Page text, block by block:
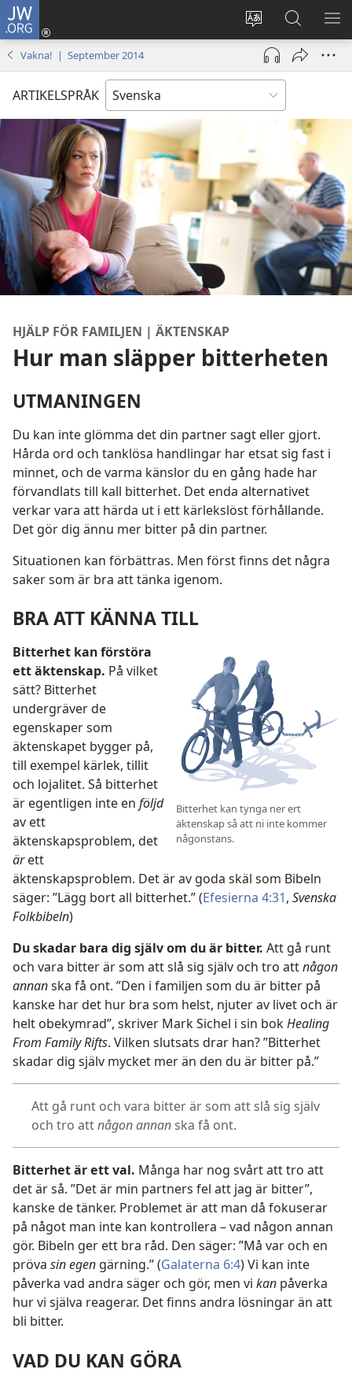
JW.ORG
Ändra
webbplatsens
språk
Logga
(öppnar
fönster)
Sök
på
jw.org
Vakna! | September 2014
ARTIKELSPRÅK
HJÄLP FÖR FAMILJEN | ÄKTENSKAP
Hur man släpper bitterheten
UTMANINGEN
Du kan inte glömma det din partner sagt eller gjort.
Hårda ord och tanklösa handlingar har etsat sig fast i
minnet, och de varma känslor du en gång hade har
förvandlats till kall bitterhet. Det enda alternativet
verkar vara att härda ut i ett kärlekslöst förhållande.
Det gör dig ännu mer bitter på din partner.
Situationen kan förbättras. Men först finns det några
saker som är bra att tänka igenom.
BRA ATT KÄNNA TILL
Bitterhet kan tynga ner ert
äktenskap så att ni inte kommer
någonstans.
Bitterhet kan förstöra
ett äktenskap. På vilket
sätt? Bitterhet
undergräver de
egenskaper som
äktenskapet bygger på,
till exempel kärlek, tillit
och lojalitet. Så bitterhet
är egentligen inte en följd
av ett
äktenskapsproblem, det
ärett
äktenskapsproblem. Det är av goda skäl som Bibeln
säger: ”Lägg bort all bitterhet.” (Efesierna 4:31, Svenska
Folkbibeln)
Du skadar bara dig själv om du är bitter. Att gå runt
och vara bitter är som att slå sig själv och tro attnågon
annanska få ont. ”Den i familjen som du är bitter på
kanske har det hur bra som helst, njuter av livet och är
helt obekymrad”, skriver Mark Sichel i sin bokHealing
From Family Rifts. Vilken slutsats drar han? ”Bitterhet
skadar dig själv mycket mer än den du är bitter på.”
Att gå runt och vara bitter är som att slå sig själv
och tro attnågon annan ska få ont.
Bitterhet är ett val. Många har nog svårt att tro att
det är så. ”Det är min partners fel att jag är bitter”,
kanske de tänker. Problemet är att man då fokuserar
på något man inte kan kontrollera – vad någon annan
gör. Bibeln ger ett bra råd. Den säger: ”Må var och en
pröva sin egen gärning.” (Galaterna 6:4) Vi kan inte
påverka vad andra säger och gör, men vi kan påverka
hur vi själva reagerar. Det finns andra lösningar än att
bli bitter.
VAD DU KAN GÖRA